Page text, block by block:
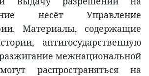
несёт Управление
Материалы, содержащие
антигосударственную
межнациональной
распространяться на